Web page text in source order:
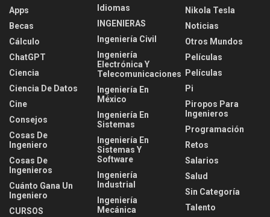
Apps
Becas
Cálculo
ChatGPT
Ciencia
Ciencia De Datos
Cine
Consejos
Cosas De
Ingeniero
Cosas De
Ingenieros
Cuánto Gana Un
Ingeniero
CURSOS
Idiomas
INGENIERAS
Ingeniería Civil
Ingeniería
Electrónica Y
Telecomunicaciones
Ingeniería En
México
Ingeniería En
Sistemas
Ingeniería En
Sistemas Y
Software
Ingeniería
Industrial
Ingeniería
Mecánica
Nikola Tesla
Noticias
Otros Mundos
Películas
Películas
Pi
Piropos Para
Ingenieros
Programación
Retos
Salarios
Salud
Sin Categoría
Talento